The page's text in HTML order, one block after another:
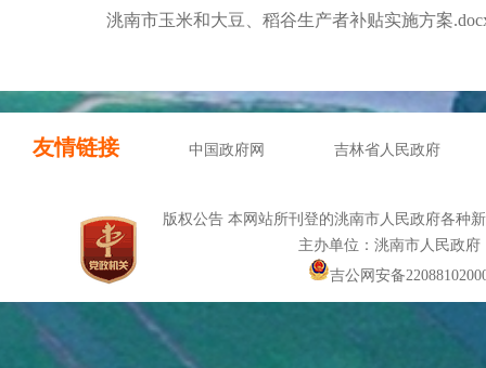
洮南市玉米和大豆、稻谷生产者补贴实施方案
友情链接 中国政府网 吉林省人民政府
版权公告 本网站所刊登的洮南市人民政府各种
主办单位：洮南市人民政
吉公网安备